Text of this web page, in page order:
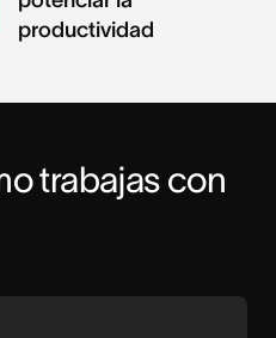
productividad
trabajas con